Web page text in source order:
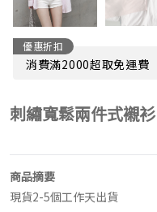
優惠折扣
消費滿2000超取免運費
刺繡寬鬆兩件式襯衫
商品摘要
現貨2-5個工作天出貨